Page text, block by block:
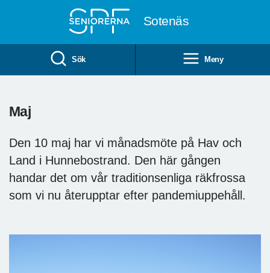
Sotenäs
Sök Meny
Maj
Den 10 maj har vi månadsmöte på Hav och
Land i Hunnebostrand. Den här gången
handar det om vår traditionsenliga räkfrossa
som vi nu återupptar efter pandemiuppehåll.